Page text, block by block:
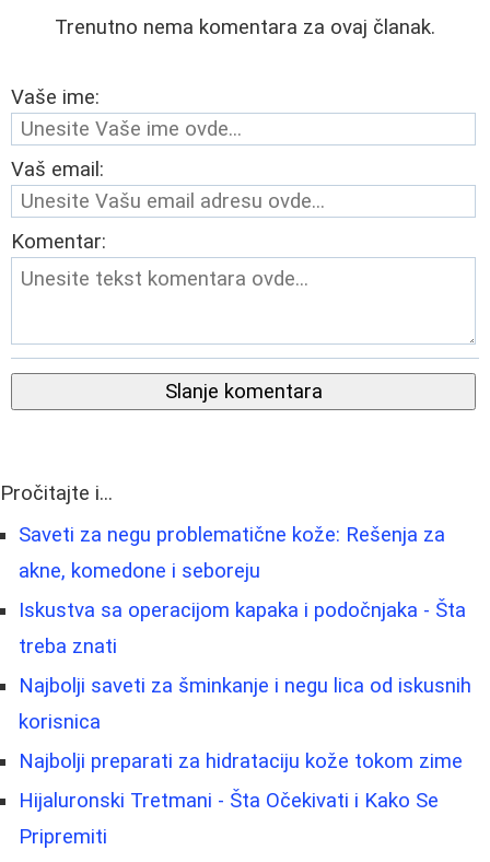
Trenutno nema komentara za ovaj članak.
Vaše ime:
Vaš email:
Komentar:
Slanje komentara
Pročitajte i...
Saveti za negu problematične kože: Rešenja za
akne, komedone i seboreju
Iskustva sa operacijom kapaka i podočnjaka - Šta
treba znati
Najbolji saveti za šminkanje i negu lica od iskusnih
korisnica
Najbolji preparati za hidrataciju kože tokom zime
Hijaluronski Tretmani - Šta Očekivati i Kako Se
Pripremiti